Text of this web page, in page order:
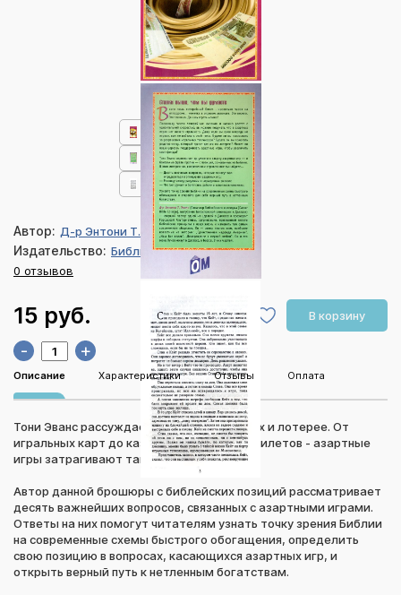
Автор: Д-р Энтони Т. Эванс
Издательство: Библия для всех
0 отзывов
15 руб. В корзину
- +
Описание Характеристики Отзывы Оплата
Тони Эванс рассуждает об азартных играх и лотерее. От
игральных карт до казино и лотерейных билетов - азартные
игры затрагивают так или иначе всех нас.
Автор данной брошюры с библейских позиций рассматривает
десять важнейших вопросов, связанных с азартными играми.
Ответы на них помогут читателям узнать точку зрения Библии
на современные схемы быстрого обогащения, определить
свою позицию в вопросах, касающихся азартных игр, и
открыть верный путь к нетленным богатствам.